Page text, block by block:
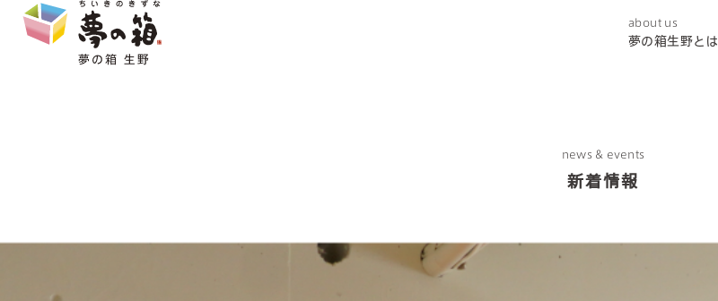
about us
夢の箱生野とは
news & events
新着情報